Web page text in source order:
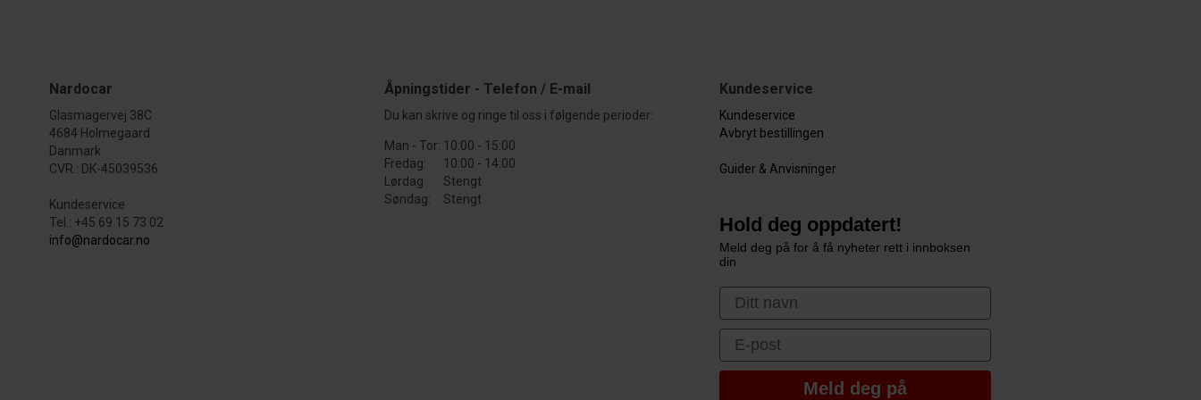
Nardocar
Glasmagervej 38C
4684 Holmegaard
Danmark
CVR.: DK-45039536
Kundeservice
Tel.: +45 69 15 73 02
info@nardocar.no
Åpningstider - Telefon / E-mail
Du kan skrive og ringe til oss i følgende perioder:
Man - Tor: 10:00 - 15:00
Fredag:
10:00 - 14:00
Lørdag
Stengt
Søndag:
Stengt
Kundeservice
Kundeservice
Avbryt bestillingen
Guider & Anvisninger
Hold deg oppdatert!
Meld deg på for å få nyheter rett i innboksen
din
First Name
Email
Meld deg på